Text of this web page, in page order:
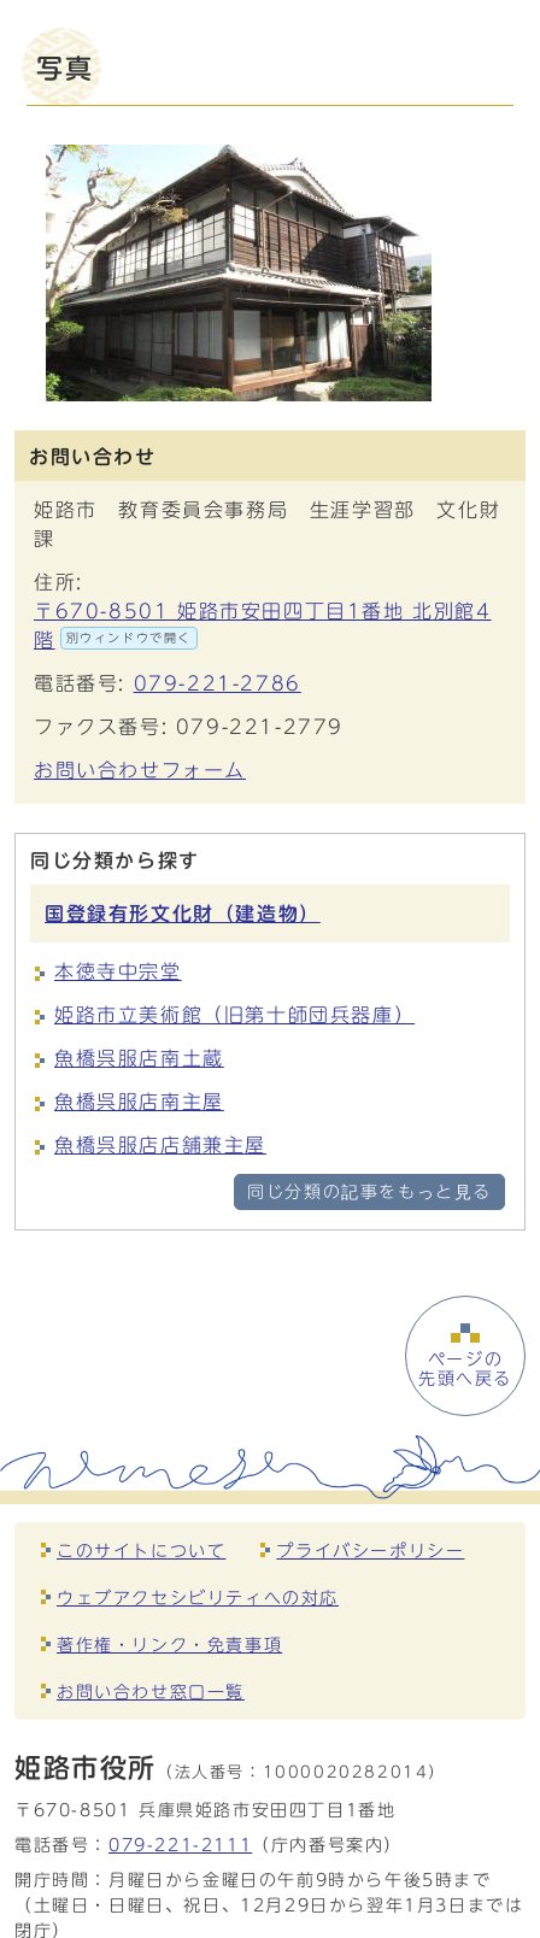
写真
お問い合わせ
姫路市 教育委員会事務局 生涯学習部 文化財
課
住所:
〒670-8501 姫路市安田四丁目1番地 北別館4
階
別ウィンドウで開く
電話番号: 079-221-2786
ファクス番号: 079-221-2779
お問い合わせフォーム
同じ分類から探す
国登録有形文化財（建造物）
本徳寺中宗堂
姫路市立美術館（旧第十師団兵器庫）
魚橋呉服店南土蔵
魚橋呉服店南主屋
魚橋呉服店店舗兼主屋
同じ分類の記事をもっと見る
ページの
先頭へ戻る
このサイトについて プライバシーポリシー
ウェブアクセシビリティへの対応
著作権・リンク・免責事項
お問い合わせ窓口一覧
姫路市役所 （法人番号： 1000020282014）
〒670-8501 兵庫県姫路市安田四丁目1番地
電話番号： 079-221-2111
（庁内番号案内）
開庁時間：月曜日から金曜日の午前9時から午後5時まで
（土曜日・日曜日、祝日、12月29日から翌年1月3日までは
閉庁）